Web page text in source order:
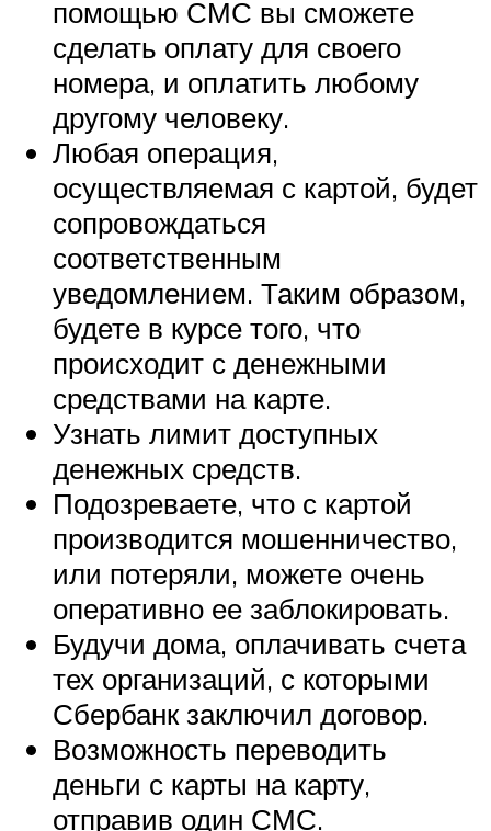
помощью СМС вы сможете
сделать оплату для своего
номера, и оплатить любому
другому человеку.
Любая операция,
осуществляемая с картой, будет
сопровождаться
соответственным
уведомлением. Таким образом,
будете в курсе того, что
происходит с денежными
средствами на карте.
Узнать лимит доступных
денежных средств.
Подозреваете, что с картой
производится мошенничество,
или потеряли, можете очень
оперативно ее заблокировать.
Будучи дома, оплачивать счета
тех организаций, с которыми
Сбербанк заключил договор.
Возможность переводить
деньги с карты на карту,
отправив один СМС.